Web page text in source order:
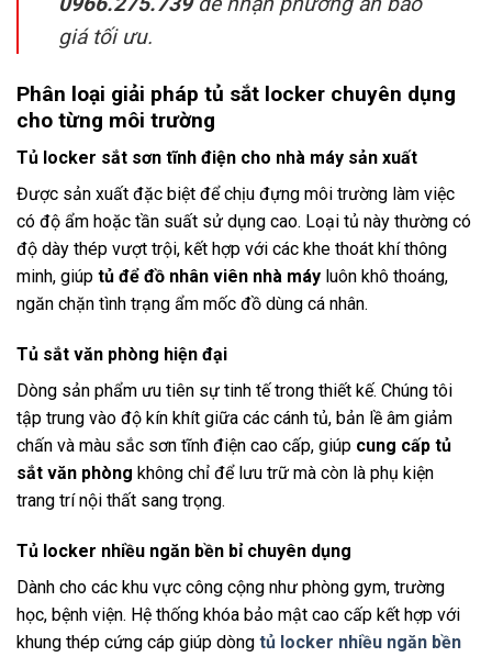
giá tối ưu.
Phân loại giải pháp tủ sắt locker chuyên dụng
cho từng môi trường
Tủ locker sắt sơn tĩnh điện cho nhà máy sản xuất
Được sản xuất đặc biệt để chịu đựng môi trường làm việc
có độ ẩm hoặc tần suất sử dụng cao. Loại tủ này thường có
độ dày thép vượt trội, kết hợp với các khe thoát khí thông
minh, giúp tủ để đồ nhân viên nhà máy luôn khô thoáng,
ngăn chặn tình trạng ẩm mốc đồ dùng cá nhân.
Tủ sắt văn phòng hiện đại
Dòng sản phẩm ưu tiên sự tinh tế trong thiết kế. Chúng tôi
tập trung vào độ kín khít giữa các cánh tủ, bản lề âm giảm
chấn và màu sắc sơn tĩnh điện cao cấp, giúp cung cấp tủ
sắt văn phòng không chỉ để lưu trữ mà còn là phụ kiện
trang trí nội thất sang trọng.
Tủ locker nhiều ngăn bền bỉ chuyên dụng
Dành cho các khu vực công cộng như phòng gym, trường
học, bệnh viện. Hệ thống khóa bảo mật cao cấp kết hợp với
khung thép cứng cáp giúp dòng tủ locker nhiều ngăn bền